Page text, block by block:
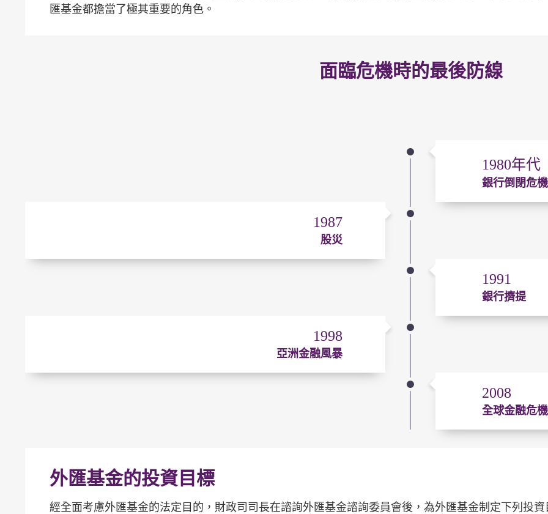
匯基金都擔當了極其重要的角色。
面臨危機時的最後防線
1980年代
銀行倒閉危機
1987
股災
1991
銀行擠提
1998
亞洲金融風暴
2008
全球金融危機
外匯基金的投資目標
經全面考慮外匯基金的法定目的，財政司司長在諮詢外匯基金諮詢委員會後，為外匯基金制定下列投資